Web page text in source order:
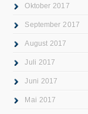
Oktober 2017
September 2017
August 2017
Juli 2017
Juni 2017
Mai 2017